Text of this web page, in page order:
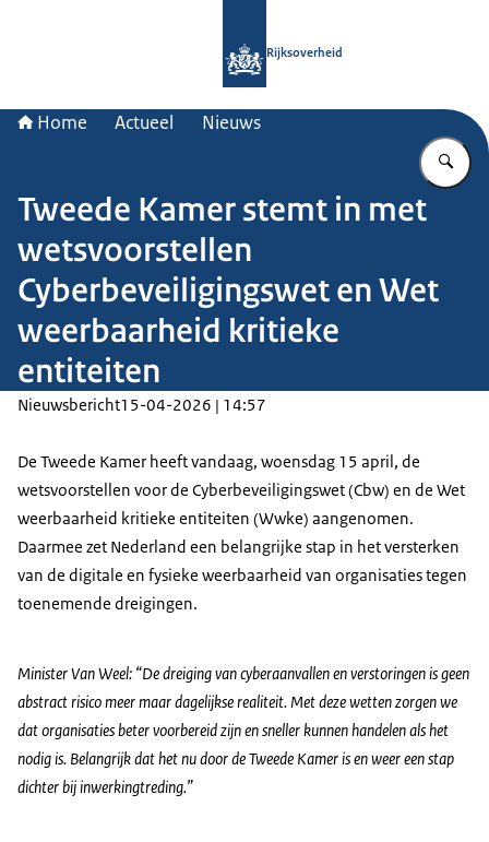
Rijksoverheid
Home Actueel Nieuws
Tweede Kamer stemt in met
wetsvoorstellen
Cyberbeveiligingswet en Wet
weerbaarheid kritieke
entiteiten
Nieuwsbericht15-04-2026 | 14:57
De Tweede Kamer heeft vandaag, woensdag 15 april, de
wetsvoorstellen voor de Cyberbeveiligingswet (Cbw) en de Wet
weerbaarheid kritieke entiteiten (Wwke) aangenomen.
Daarmee zet Nederland een belangrijke stap in het versterken
van de digitale en fysieke weerbaarheid van organisaties tegen
toenemende dreigingen.
Minister Van Weel: “De dreiging van cyberaanvallen en verstoringen is geen
abstract risico meer maar dagelijkse realiteit. Met deze wetten zorgen we
dat organisaties beter voorbereid zijn en sneller kunnen handelen als het
nodig is. Belangrijk dat het nu door de Tweede Kamer is en weer een stap
dichter bij inwerkingtreding.”